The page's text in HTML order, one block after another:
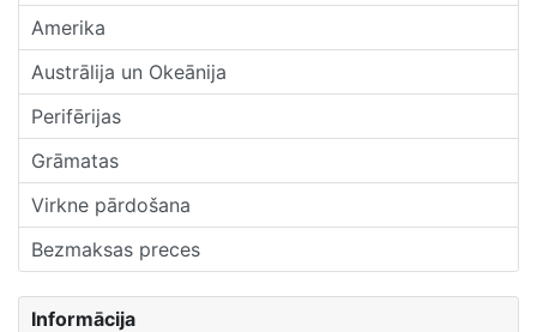
Amerika
Austrālija un Okeānija
Perifērijas
Grāmatas
Virkne pārdošana
Bezmaksas preces
Informācija